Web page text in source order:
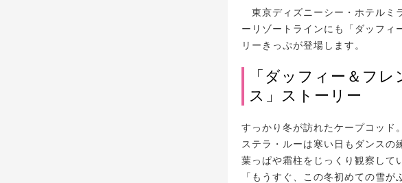
東京ディズニーシー・ホテルミ
ーリゾートラインにも「ダッフィ
リーきっぷが登場します。
「ダッフィー＆フ
ス」ストーリー
すっかり冬が訪れたケープコッド。
ステラ・ルーは寒い日もダンスの
葉っぱや霜柱をじっくり観察して
「もうすぐ、この冬初めての雪が